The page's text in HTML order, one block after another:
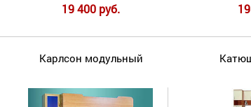
19 400 руб.
Карлсон модульный